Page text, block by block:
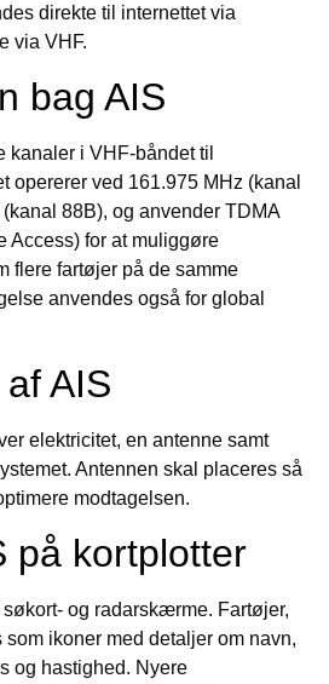
direkte til internettet via
via VHF.
bag AIS
kanaler i VHF-båndet til
opererer ved 161.975 MHz (kanal
88B), og anvender TDMA
Access) for at muliggøre
flere fartøjer på de samme
anvendes også for global
AIS
elektricitet, en antenne samt
Antennen skal placeres så
modtagelsen.
på kortplotter
og radarskærme. Fartøjer,
som ikoner med detaljer om navn,
og hastighed. Nyere